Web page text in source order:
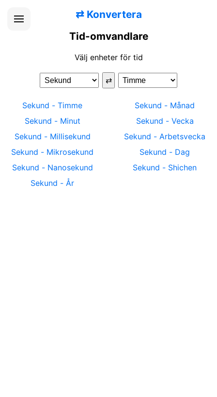
⇄ Konvertera
Tid-omvandlare
Välj enheter för tid
⇄
Sekund - Timme
Sekund - Minut
Sekund - Millisekund
Sekund - Mikrosekund
Sekund - Nanosekund
Sekund - År
Sekund - Månad
Sekund - Vecka
Sekund - Arbetsvecka
Sekund - Dag
Sekund - Shichen